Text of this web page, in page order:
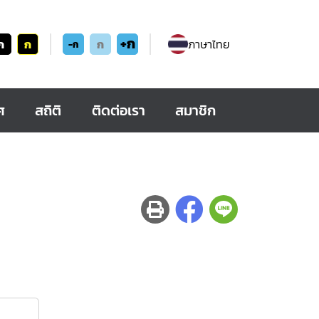
ก -ก ก +ก ภาษาไทย
สถิติ ติดต่อเรา สมาชิก